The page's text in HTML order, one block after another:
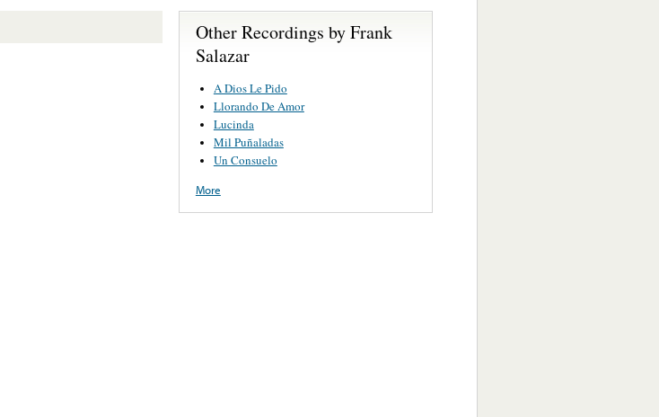
Other Recordings by Frank
Salazar
A Dios Le Pido
Llorando De Amor
Lucinda
Mil Puñaladas
Un Consuelo
More